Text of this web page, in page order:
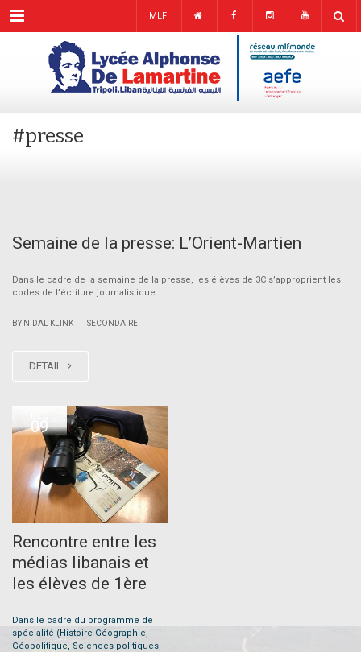
Menu MLF
#presse
Semaine de la presse: L’Orient-Martien
Dans le cadre de la semaine de la presse, les élèves de 3C s’approprient les
codes de l’écriture journalistique
BY NIDAL KLINK SECONDAIRE
DETAIL
09
Rencontre entre les
médias libanais et
les élèves de 1ère
Dans le cadre du programme de
spécialité (Histoire-Géographie,
Géopolitique, Sciences politiques,